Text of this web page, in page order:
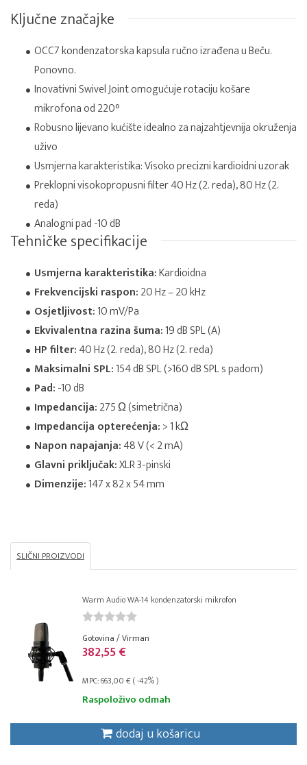
Ključne značajke
OCC7 kondenzatorska kapsula ručno izrađena u Beču.
Ponovno.
Inovativni Swivel Joint omogućuje rotaciju košare
mikrofona od 220°
Robusno lijevano kućište idealno za najzahtjevnija okruženja
uživo
Usmjerna karakteristika: Visoko precizni kardioidni uzorak
Preklopni visokopropusni filter 40 Hz (2. reda), 80 Hz (2.
reda)
Analogni pad -10 dB
Tehničke specifikacije
Usmjerna karakteristika:Kardioidna
Frekvencijski raspon:20 Hz – 20 kHz
Osjetljivost:10 mV/Pa
Ekvivalentna razina šuma:19 dB SPL (A)
HP filter:40 Hz (2. reda), 80 Hz (2. reda)
Maksimalni SPL:154 dB SPL (>160 dB SPL s padom)
Pad:-10 dB
Impedancija:275 Ω (simetrična)
Impedancija opterećenja:> 1 kΩ
Napon napajanja:48 V (< 2 mA)
Glavni priključak:XLR 3-pinski
Dimenzije:147 x 82 x 54 mm
SLIČNI PROIZVODI
Warm Audio WA-14 kondenzatorski mikrofon
Gotovina / Virman
382,55 €
MPC: 663,00 € ( -42% )
Raspoloživo odmah
dodaj u košaricu